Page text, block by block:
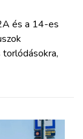
és a 14-es